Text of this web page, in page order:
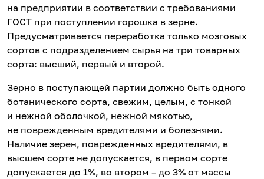
на предприятии в соответствии с требованиями
ГОСТ при поступлении горошка в зерне.
Предусматривается переработка только мозговых
сортов с подразделением сырья на три товарных
сорта: высший, первый и второй.
Зерно в поступающей партии должно быть одного
ботанического сорта, свежим, целым, с тонкой
и нежной оболочкой, нежной мякотью,
не поврежденным вредителями и болезнями.
Наличие зерен, поврежденных вредителями, в
высшем сорте не допускается, в первом сорте
допускается до 1%, во втором – до 3% от массы